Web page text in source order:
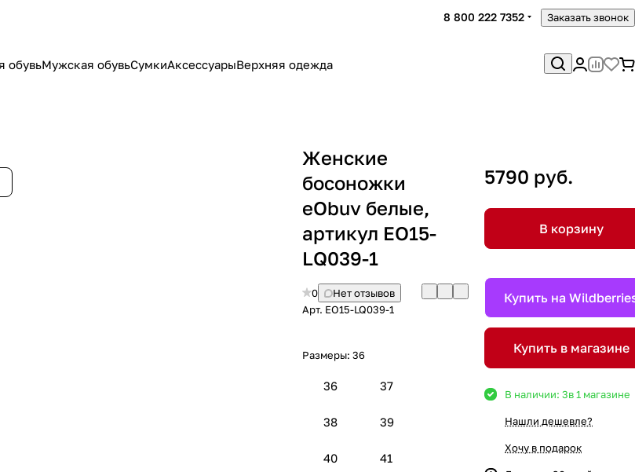
8 800 222 7352 Заказать звонок
обувьМужская обувьСумкиАксессуарыВерхняя одежда
Женские
босоножки
eObuv белые,
артикул EO15-
LQ039-1
0
Нет отзывов
Арт. EO15-LQ039-1
Размеры: 36
36 37
38 39
40 41
5790 руб.
В корзину
Купить на
Купить в магазине
В наличии: 3в 1 магазине
Нашли дешевле?
Хочу в подарок